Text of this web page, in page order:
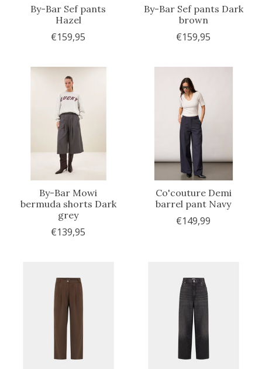
By-Bar Sef pants
Hazel
€159,95
By-Bar Sef pants Dark
brown
€159,95
By-Bar Mowi
bermuda shorts Dark
grey
€139,95
Co'couture Demi
barrel pant Navy
€149,99